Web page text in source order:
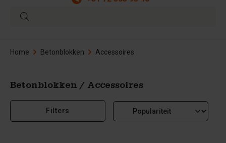
Home Betonblokken Accessoires
Betonblokken / Accessoires
Filters